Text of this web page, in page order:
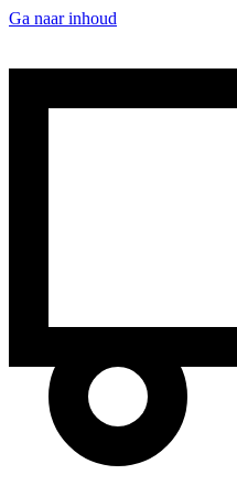
Ga naar inhoud